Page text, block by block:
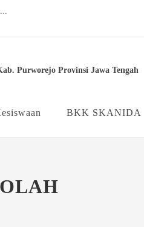
SMK Negeri 2 Purworejo...
Profil Pelajar Pancasila (P5) ...
Purworejo Provinsi Jawa Tengah
BKK SKANIDA